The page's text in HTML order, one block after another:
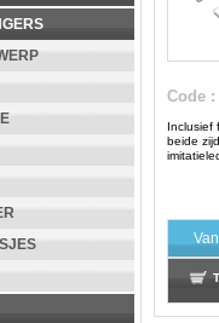
Code :
Inclusief
beide